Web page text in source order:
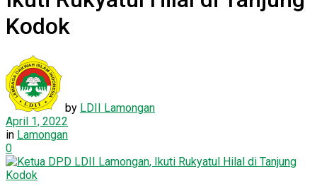
Kodok
by LDII Lamongan
April 1, 2022
in Lamongan
0